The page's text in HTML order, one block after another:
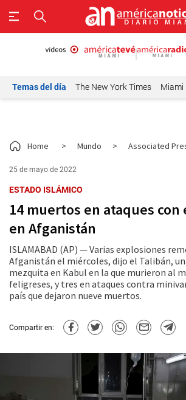
Temas del día The New York Times Miami
Home > Mundo > Associated
25 de mayo de 2022
ESTADO ISLÁMICO
14 muertos en ataques con
en Afganistán
ISLAMABAD (AP) — Varias explosiones
Afganistán el miércoles, dijo el Talibán,
mezquita en Kabul en la que murieron al
feligreses, y tres en ataques contra
país que dejaron nueve muertos.
Compartir en: